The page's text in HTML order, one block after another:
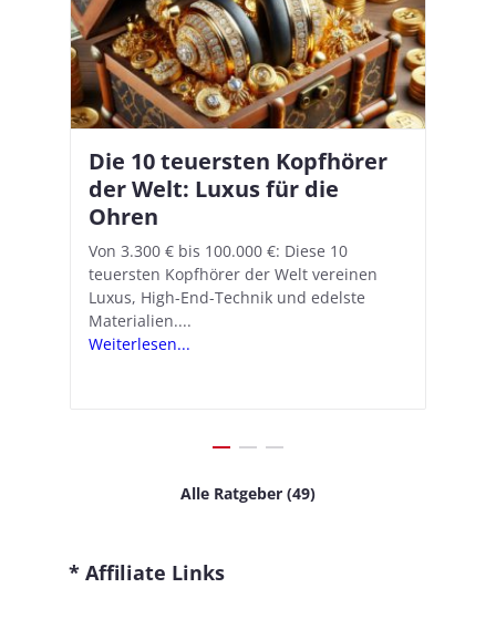
Die 10 teuersten Kopfhörer
der Welt: Luxus für die
Ohren
Von 3.300 € bis 100.000 €: Diese 10
teuersten Kopfhörer der Welt vereinen
Luxus, High-End-Technik und edelste
Materialien....
Weiterlesen...
Apple AirPods Pro 2 und iOS
18.1: So richtet ihr das neue
Hörgeräte-Feature ein
Mit iOS 18.1 und den AirPods Pro 2
verwandelt Apple seine In-Ear-Kopfhörer
in kostengünstige Hörhilfen. In wenigen
Schritten...
Weiterlesen...
Alle Ratgeber (49)
* Affiliate Links